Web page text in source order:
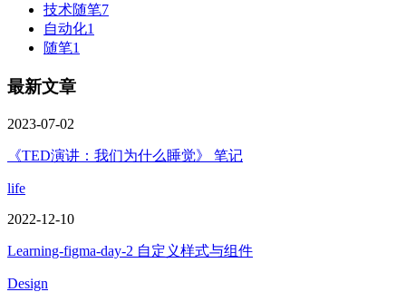
技术随笔7
自动化1
随笔1
最新文章
2023-07-02
《TED演讲：我们为什么睡觉》 笔记
life
2022-12-10
Learning-figma-day-2 自定义样式与组件
Design